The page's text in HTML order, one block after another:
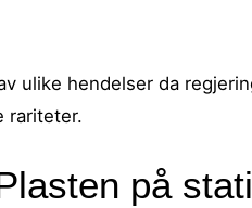
ulike hendelser da
rariteter.
på